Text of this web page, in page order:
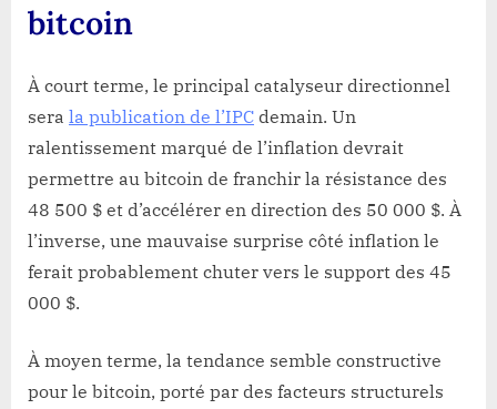
bitcoin
À court terme, le principal catalyseur directionnel
sera la publication de l’IPC demain. Un
ralentissement marqué de l’inflation devrait
permettre au bitcoin de franchir la résistance des
48 500 $ et d’accélérer en direction des 50 000 $. À
l’inverse, une mauvaise surprise côté inflation le
ferait probablement chuter vers le support des 45
000 $.
À moyen terme, la tendance semble constructive
pour le bitcoin, porté par des facteurs structurels